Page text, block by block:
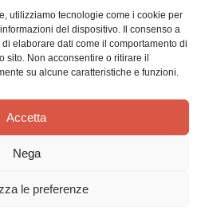
utilizziamo tecnologie come i cookie per
del dispositivo. Il consenso a
elaborare dati come il comportamento di
sito. Non acconsentire o ritirare il
su alcune caratteristiche e funzioni.
Accetta
Nega
le preferenze
(TO)
- Fax: (+39) 0121 353839
TERMINI E CONDIZIONI
Riprenderemo le spedizioni dal 24 agosto.